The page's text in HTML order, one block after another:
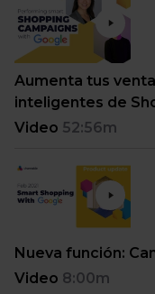
Aumenta tus
inteligentes de
Video 52:56m
Nueva función:
Video 8:00m